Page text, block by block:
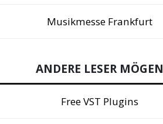
Musikmesse Frankfurt
ANDERE LESER MÖGEN
Free VST Plugins